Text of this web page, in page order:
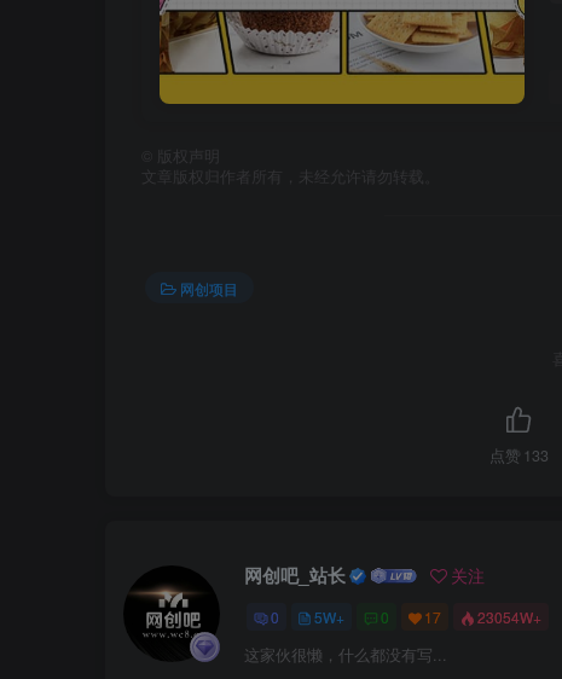
版权声明
文章版权归作者所有，未经允许请勿转载。
网创项目
点赞 133
网创吧_站长 关注
0 5W+ 0 17 23054W+
这家伙很懒，什么都没有写...